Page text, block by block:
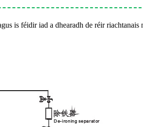
is féidir iad a dhearadh de réir riachtanais